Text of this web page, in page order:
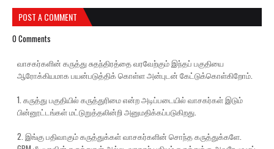
POST A COMMENT
0 Comments
வாசகர்களின் கருத்து சுதந்திரத்தை வரவேற்கும் இந்தப் பகுதியை
ஆரோக்கியமாக பயன்படுத்திக் கொள்ள அன்புடன் கேட்டுக்கொள்கிறோம்.
1. கருத்து பகுதியில் கருத்துரிமை என்ற அடிப்படையில் வாசகர்கள் இடும்
பின்னூட்டங்கள் மட்டுறுத்தலின்றி அனுமதிக்கப்படுகிறது.
2. இங்கு பதிவாகும் கருத்துக்கள் வாசகர்களின் சொந்த கருத்துக்களே.